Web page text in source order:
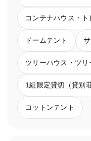
コンテナハウス・ト
ドームテント
ツリーハウス・ツリ
1組限定貸切（貸別
コットンテント